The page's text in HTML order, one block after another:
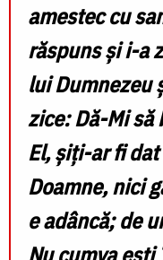
amestec cu
răspuns şi i-a
lui Dumnezeu
zice: Dă-Mi să
El, şiţi-ar fi
Doamne, nici
e adâncă; de